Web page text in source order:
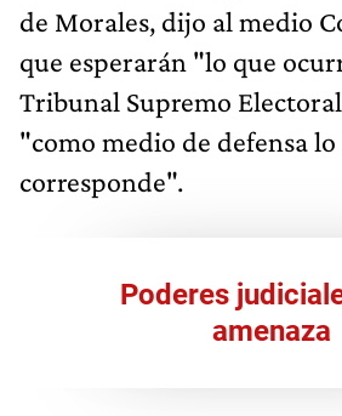
de Morales, dijo al medio
que esperarán "lo que
Tribunal Supremo
"como medio de defensa lo
corresponde".
Poderes
amenaza